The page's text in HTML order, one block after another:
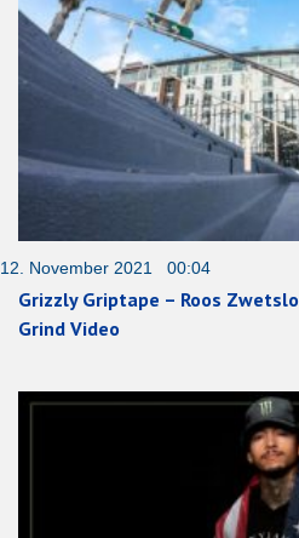
12. November 2021 00:04
Grizzly Griptape – Roos
Grind Video